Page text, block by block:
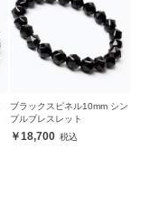
ブラックスピネル10mm シン
プルブレスレット
18,700